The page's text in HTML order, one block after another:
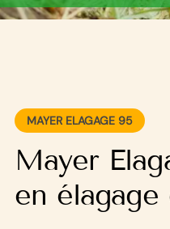
MAYER ELAGAGE 95
Mayer
en élagage